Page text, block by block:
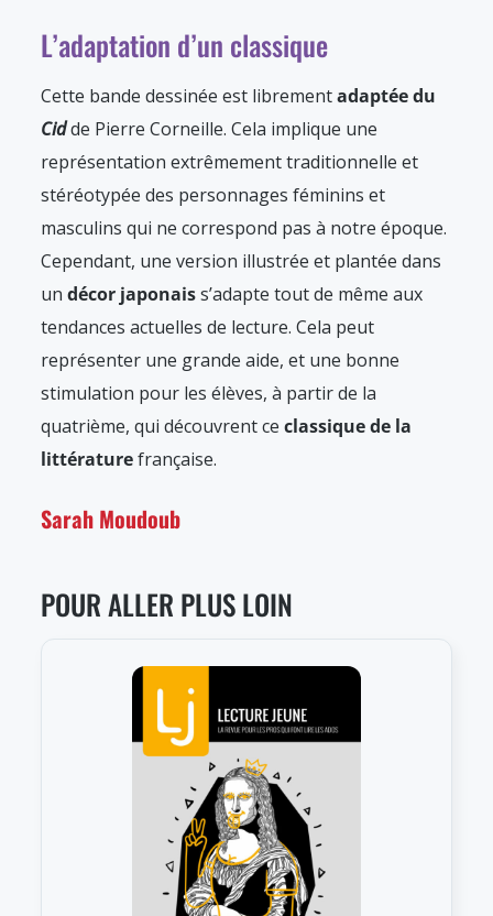
L’adaptation d’un classique
Cette bande dessinée est librementadaptée du
Cidde Pierre Corneille. Cela implique une
représentation extrêmement traditionnelle et
stéréotypée des personnages féminins et
masculins qui ne correspond pas à notre époque.
Cependant, une version illustrée et plantée dans
un décor japonaiss’adapte tout de même aux
tendances actuelles de lecture. Cela peut
représenter une grande aide, et une bonne
stimulation pour les élèves, à partir de la
quatrième, qui découvrent ce classique de la
littératurefrançaise.
Sarah Moudoub
POUR ALLER PLUS LOIN